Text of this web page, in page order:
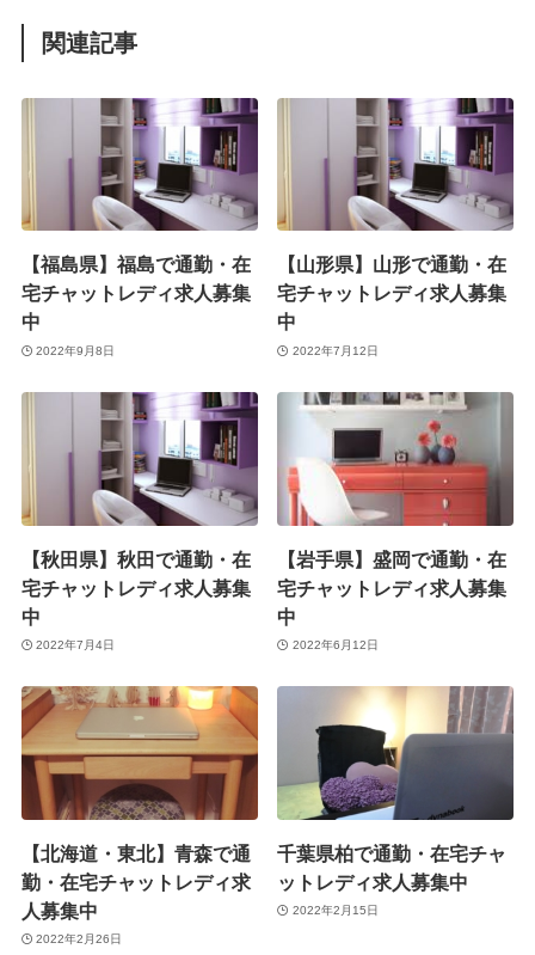
関連記事
【福島県】福島で通勤・在
宅チャットレディ求人募集
中
2022年9月8日
【山形県】山形で通勤・在
宅チャットレディ求人募集
中
2022年7月12日
【秋田県】秋田で通勤・在
宅チャットレディ求人募集
中
2022年7月4日
【岩手県】盛岡で通勤・在
宅チャットレディ求人募集
中
2022年6月12日
【北海道・東北】青森で通
勤・在宅チャットレディ求
人募集中
2022年2月26日
千葉県柏で通勤・在宅チャ
ットレディ求人募集中
2022年2月15日